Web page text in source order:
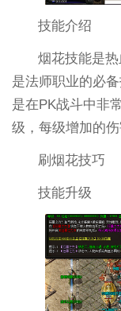
技能介绍
烟花技能是
是法师职业的必
是在PK战斗中非
级，每级增加的
刷烟花技巧
技能升级